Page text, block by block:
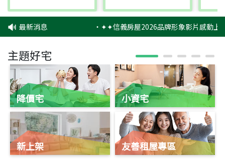
最新消息 ‧✦✦信義房屋2026品牌形象影片感動上
主題好宅
降價宅
新上架
小資宅
友善租屋專區